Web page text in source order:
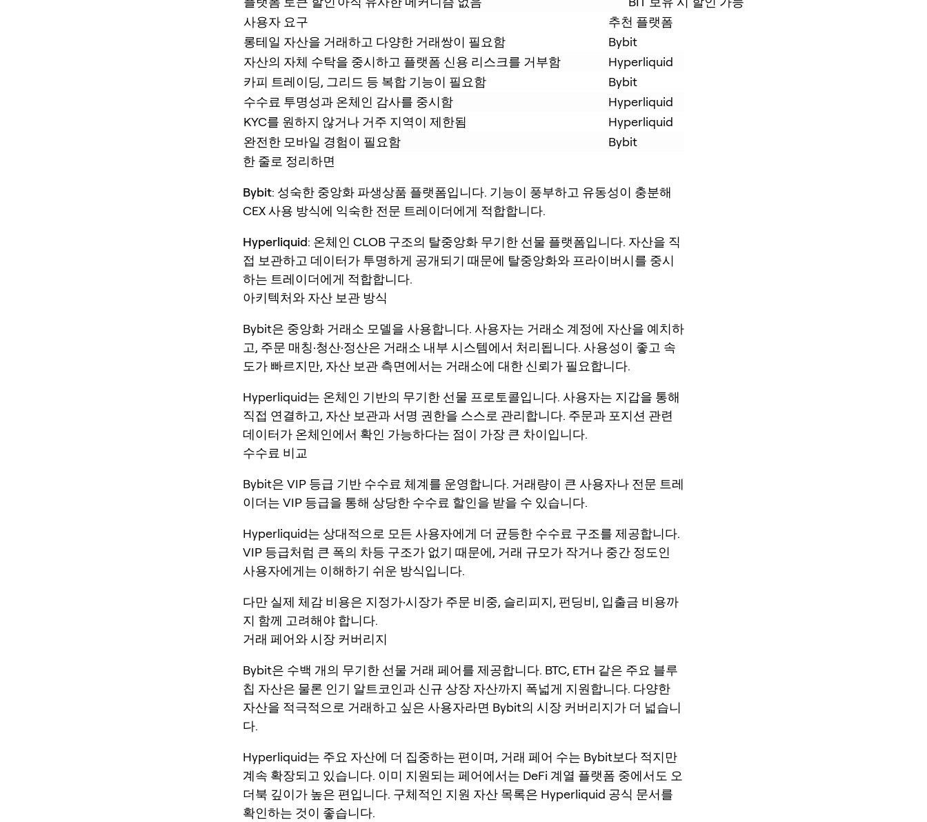
사용자 요구
추천 플랫폼
롱테일 자산을 거래하고 다양한 거래쌍이 필요함
Bybit
자산의 자체 수탁을 중시하고 플랫폼 신용 리스크를 거부함
Hyperliquid
카피 트레이딩, 그리드 등 복합 기능이 필요함
Bybit
수수료 투명성과 온체인 감사를 중시함
Hyperliquid
KYC를 원하지 않거나 거주 지역이 제한됨
Hyperliquid
완전한 모바일 경험이 필요함
Bybit
한 줄로 정리하면
Bybit: 성숙한 중앙화 파생상품 플랫폼입니다. 기능이 풍부하고 유동성이 충분해
CEX 사용 방식에 익숙한 전문 트레이더에게 적합합니다.
Hyperliquid: 온체인 CLOB 구조의 탈중앙화 무기한 선물 플랫폼입니다. 자산을 직
접 보관하고 데이터가 투명하게 공개되기 때문에 탈중앙화와 프라이버시를 중시
하는 트레이더에게 적합합니다.
아키텍처와 자산 보관 방식
Bybit은 중앙화 거래소 모델을 사용합니다. 사용자는 거래소 계정에 자산을 예치하
고, 주문 매칭·청산·정산은 거래소 내부 시스템에서 처리됩니다. 사용성이 좋고 속
도가 빠르지만, 자산 보관 측면에서는 거래소에 대한 신뢰가 필요합니다.
Hyperliquid는 온체인 기반의 무기한 선물 프로토콜입니다. 사용자는 지갑을 통해
직접 연결하고, 자산 보관과 서명 권한을 스스로 관리합니다. 주문과 포지션 관련
데이터가 온체인에서 확인 가능하다는 점이 가장 큰 차이입니다.
수수료 비교
Bybit은 VIP 등급 기반 수수료 체계를 운영합니다. 거래량이 큰 사용자나 전문 트레
이더는 VIP 등급을 통해 상당한 수수료 할인을 받을 수 있습니다.
Hyperliquid는 상대적으로 모든 사용자에게 더 균등한 수수료 구조를 제공합니다.
VIP 등급처럼 큰 폭의 차등 구조가 없기 때문에, 거래 규모가 작거나 중간 정도인
사용자에게는 이해하기 쉬운 방식입니다.
다만 실제 체감 비용은 지정가·시장가 주문 비중, 슬리피지, 펀딩비, 입출금 비용까
지 함께 고려해야 합니다.
거래 페어와 시장 커버리지
Bybit은 수백 개의 무기한 선물 거래 페어를 제공합니다. BTC, ETH 같은 주요 블루
칩 자산은 물론 인기 알트코인과 신규 상장 자산까지 폭넓게 지원합니다. 다양한
자산을 적극적으로 거래하고 싶은 사용자라면 Bybit의 시장 커버리지가 더 넓습니
다.
Hyperliquid는 주요 자산에 더 집중하는 편이며, 거래 페어 수는 Bybit보다 적지만
계속 확장되고 있습니다. 이미 지원되는 페어에서는 DeFi 계열 플랫폼 중에서도 오
더북 깊이가 높은 편입니다. 구체적인 지원 자산 목록은 Hyperliquid 공식 문서를
확인하는 것이 좋습니다.